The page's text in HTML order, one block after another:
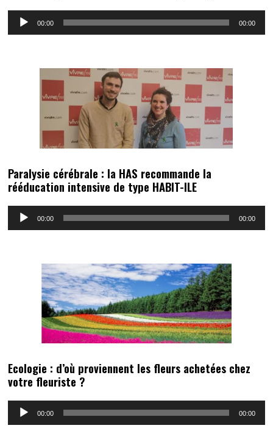
Lecteur
00:00 00:00
Paralysie cérébrale : la HAS recommande la
rééducation intensive de type HABIT-ILE
Lecteur
00:00 00:00
Ecologie : d’où proviennent les fleurs achetées chez
votre fleuriste ?
Lecteur
00:00 00:00